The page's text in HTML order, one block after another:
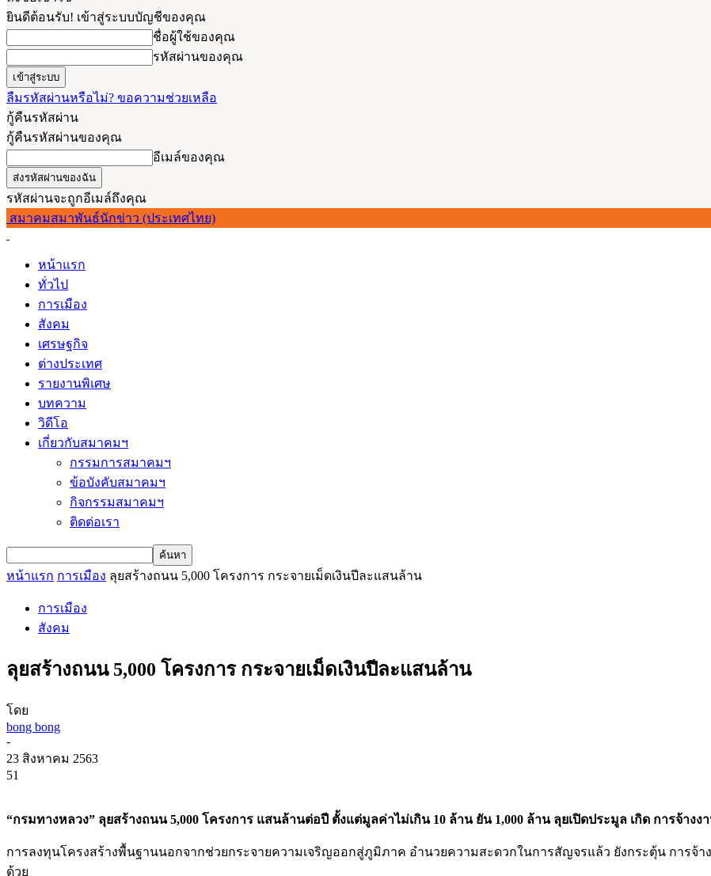
ยินดีต้อนรับ! เข้าสู่ระบบบัญชีของคุณ
ชื่อผู้ใช้ของคุณ
รหัสผ่านของคุณ
ลืมรหัสผ่านหรือไม่? ขอความช่วยเหลือ
กู้คืนรหัสผ่าน
กู้คืนรหัสผ่านของคุณ
อีเมล์ของคุณ
รหัสผ่านจะถูกอีเมล์ถึงคุณ
สมาคมสมาพันธ์นักข่าว (ประเทศไทย)
หน้าแรก
ทั่วไป
การเมือง
สังคม
เศรษฐกิจ
ต่างประเทศ
รายงานพิเศษ
บทความ
วิดีโอ
เกี่ยวกับสมาคมฯ
กรรมการสมาคมฯ
ข้อบังคับสมาคมฯ
กิจกรรมสมาคมฯ
ติดต่อเรา
หน้าแรก การเมือง ลุยสร้างถนน 5,000 โครงการ กระจายเม็ดเงินปีละแสนล้าน
การเมือง
สังคม
ลุยสร้างถนน 5,000 โครงการ กระจายเม็ดเงินปีละแสนล้าน
โดย
bong bong
-
23 สิงหาคม 2563
51
“กรมทางหลวง” ลุยสร้างถนน 5,000 โครงการ แสนล้านต่อปี ตั้งแต่มูลค่าไม่เกิน 10 ล้าน ยัน 1,000 ล้าน ลุยเปิดประมูล เกิด การจ้าง
การลงทุนโครงสร้างพื้นฐานนอกจากช่วยกระจายความเจริญออกสู่ภูมิภาค อำนวยความสะดวกในการสัญจรแล้ว ยังกระตุ้น การจ้า
ด้วย